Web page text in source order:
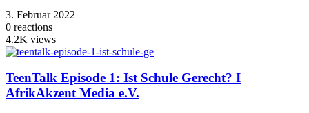
3. Februar 2022
0 reactions
4.2K views
TeenTalk Episode 1: Ist Schule Gerecht? I
AfrikAkzent Media e.V.